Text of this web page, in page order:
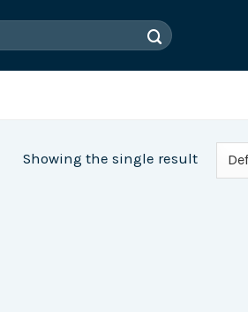
Showing the single result